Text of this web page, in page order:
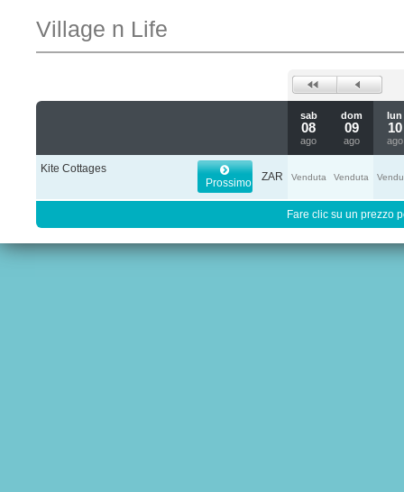
Village n Life
sab
08
ago
dom
09
ago
lun
10
ago
Kite Cottages
Prossimo
ZAR Venduta Venduta
Fare clic su un prezzo